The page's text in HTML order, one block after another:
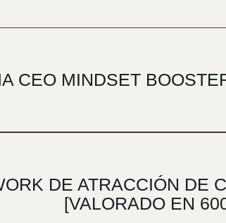
CEO MINDSET
DE ATRACCIÓN DE
[VALORADO EN